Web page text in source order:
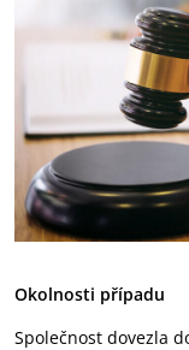
Okolnosti případu
Společnost dovezla